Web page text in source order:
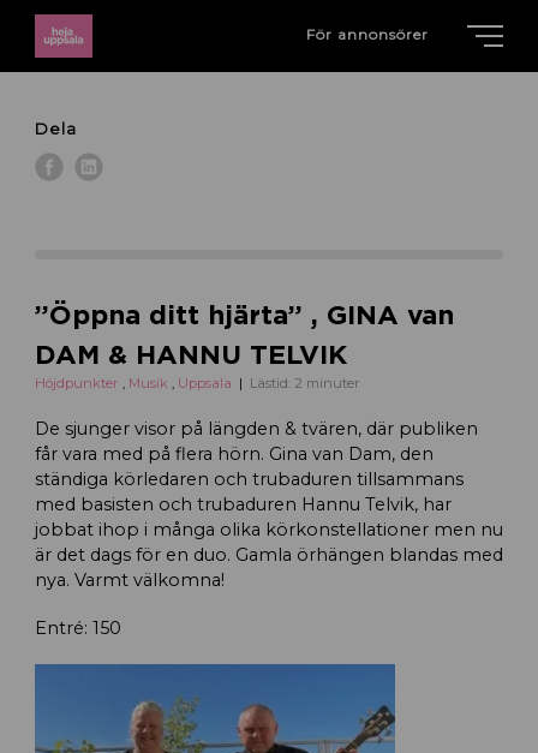
För annonsörer
Dela
”Öppna ditt hjärta” , GINA van
DAM & HANNU TELVIK
Höjdpunkter , Musik , Uppsala Lästid: 2 minuter
De sjunger visor på längden & tvären, där publiken
får vara med på flera hörn. Gina van Dam, den
ständiga körledaren och trubaduren tillsammans
med basisten och trubaduren Hannu Telvik, har
jobbat ihop i många olika körkonstellationer men nu
är det dags för en duo. Gamla örhängen blandas med
nya. Varmt välkomna!
Entré: 150